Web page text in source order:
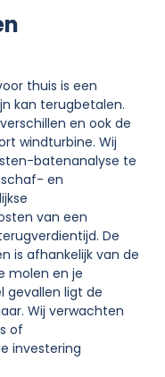
thuis is een
kan terugbetalen.
en ook de
windturbine. Wij
batenanalyse te
en
van een
De
is afhankelijk van de
molen en je
gevallen ligt de
Wij verwachten
of
investering